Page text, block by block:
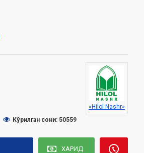
«Hilol Nashr»
Кўрилган сони: 50559
ХАРИД